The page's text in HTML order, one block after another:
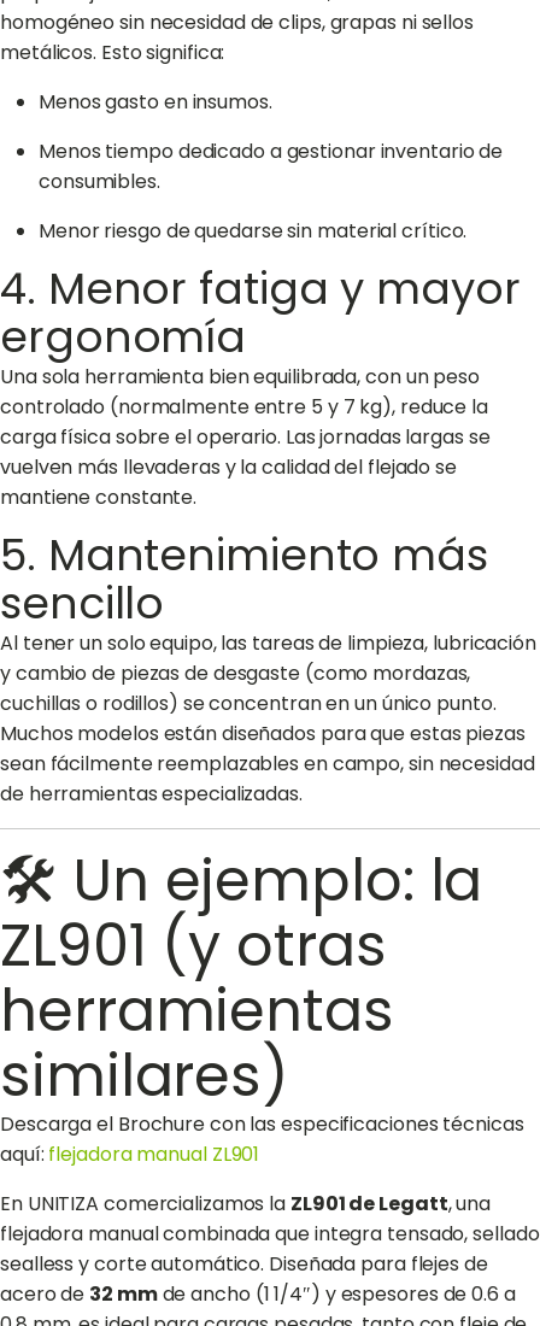
homogéneo sin necesidad de clips, grapas ni sellos
metálicos. Esto significa:
Menos gasto en insumos.
Menos tiempo dedicado a gestionar inventario de
consumibles.
Menor riesgo de quedarse sin material crítico.
4. Menor fatiga y mayor
ergonomía
Una sola herramienta bien equilibrada, con un peso
controlado (normalmente entre 5 y 7 kg), reduce la
carga física sobre el operario. Las jornadas largas se
vuelven más llevaderas y la calidad del flejado se
mantiene constante.
5. Mantenimiento más
sencillo
Al tener un solo equipo, las tareas de limpieza, lubricación
y cambio de piezas de desgaste (como mordazas,
cuchillas o rodillos) se concentran en un único punto.
Muchos modelos están diseñados para que estas piezas
sean fácilmente reemplazables en campo, sin necesidad
de herramientas especializadas.
🛠️ Un ejemplo: la
ZL901 (y otras
herramientas
similares)
Descarga el Brochure con las especificaciones técnicas
aquí: flejadora manual ZL901
En UNITIZA comercializamos la ZL901 de Legatt, una
flejadora manual combinada que integra tensado, sellado
sealless y corte automático. Diseñada para flejes de
acero de 32 mmde ancho (1 1/4″) y espesores de 0.6 a